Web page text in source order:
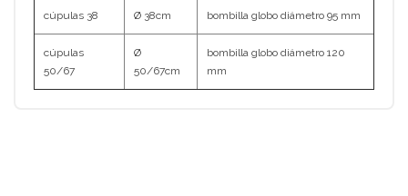
cúpulas 38 Ø 38cm bombilla globo diámetro 95 mm
cúpulas
50/67
Ø
50/67cm
bombilla globo diámetro 120
mm